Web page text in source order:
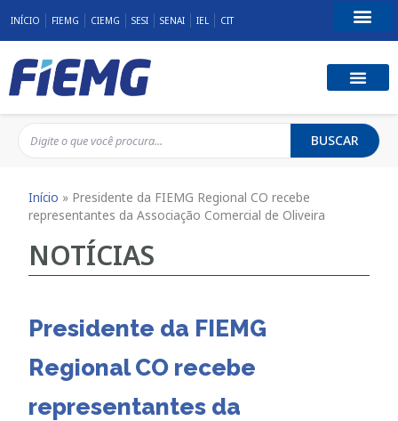
INÍCIO FIEMG CIEMG SESI SENAI IEL CIT
BUSCAR
Início » Presidente da FIEMG Regional CO recebe
representantes da Associação Comercial de Oliveira
NOTÍCIAS
Presidente da FIEMG
Regional CO recebe
representantes da